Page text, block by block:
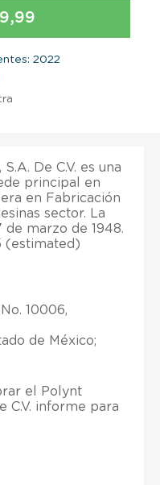
2022
De C.V. es una
principal en
en Fabricación
sector. La
de marzo de 1948.
(estimated)
10006,
de México;
el Polynt
C.V. informe para